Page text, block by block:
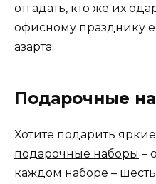
отгадать, кто же их
офисному празднику
азарта.
Подарочные
Хотите подарить
подарочные наборы –
каждом наборе –